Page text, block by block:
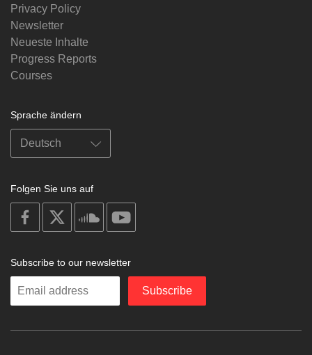
Privacy Policy
Newsletter
Neueste Inhalte
Progress Reports
Courses
Sprache ändern
Folgen Sie uns auf
on
facebook
soundcloud
Subscribe to our newsletter
Enter
Subscribe